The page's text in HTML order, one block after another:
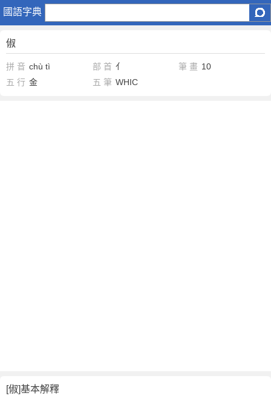
國語字典
俶
俶
拼 音 chù tì 部 首 亻 筆 畫 10
五 行 金 五 筆 WHIC
[俶]基本解釋